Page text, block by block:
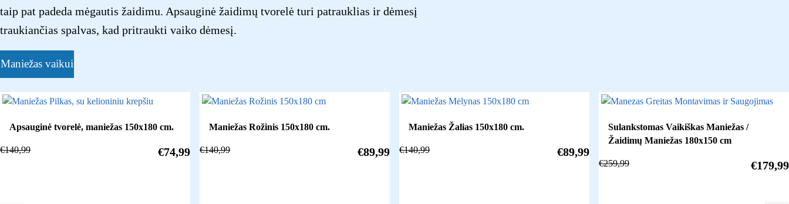
taip pat padeda mėgautis žaidimu. Apsauginė žaidimų tvorelė turi patrauklias ir dėmesį
traukiančias spalvas, kad pritraukti vaiko dėmesį.
Maniežas vaikui
Apsauginė tvorelė, maniežas 150x180 cm.
€140,99 €74,99
Maniežas Rožinis 150x180 cm.
€140,99 €89,99
Maniežas Žalias 150x180 cm.
€140,99 €89,99
Sulankstomas Vaikiškas Maniežas /
Žaidimų Maniežas 180x150 cm
€259,99 €179,99